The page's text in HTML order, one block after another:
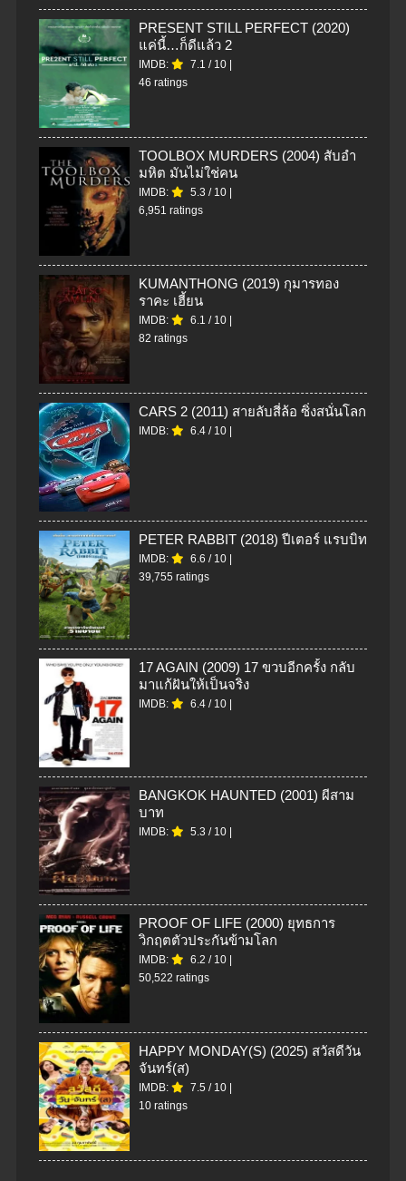
PRESENT STILL PERFECT (2020)
แค่นี้…ก็ดีแล้ว 2
IMDB: 7.1 / 10 |
46 ratings
TOOLBOX MURDERS (2004) สับอํา
มหิต มันไม่ใช่คน
IMDB: 5.3 / 10 |
6,951 ratings
KUMANTHONG (2019) กุมารทอง
ราคะ เฮี้ยน
IMDB: 6.1 / 10 |
82 ratings
CARS 2 (2011) สายลับสี่ล้อ ซิ่งสนั่นโลก
IMDB: 6.4 / 10 |
PETER RABBIT (2018) ปีเตอร์ แรบบิท
IMDB: 6.6 / 10 |
39,755 ratings
17 AGAIN (2009) 17 ขวบอีกครั้ง กลับ
มาแก้ฝันให้เป็นจริง
IMDB: 6.4 / 10 |
BANGKOK HAUNTED (2001) ผีสาม
บาท
IMDB: 5.3 / 10 |
PROOF OF LIFE (2000) ยุทธการ
วิกฤตตัวประกันข้ามโลก
IMDB: 6.2 / 10 |
50,522 ratings
HAPPY MONDAY(S) (2025) สวัสดีวัน
จันทร์(ส)
IMDB: 7.5 / 10 |
10 ratings